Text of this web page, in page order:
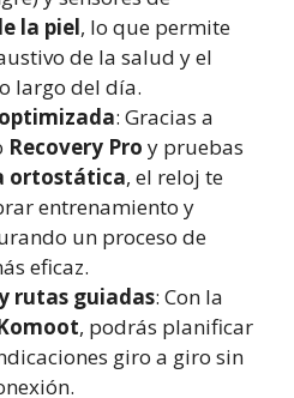
la piel, lo que permite
de la salud y el
largo del día.
: Gracias a
Recovery Pro y pruebas
ortostática, el reloj te
entrenamiento y
un proceso de
eficaz.
rutas guiadas: Con la
, podrás planificar
giro a giro sin